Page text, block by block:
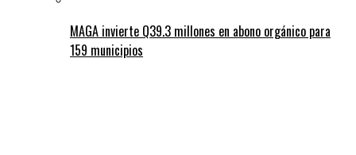
MAGA invierte Q39.3 millones en abono orgánico para
159 municipios